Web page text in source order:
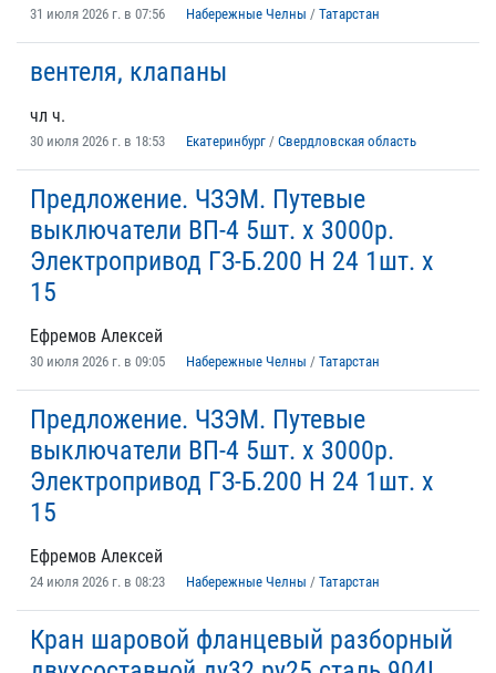
31 июля 2026 г. в 07:56 Набережные Челны / Татарстан
вентеля, клапаны
чл ч.
30 июля 2026 г. в 18:53 Екатеринбург / Свердловская область
Предложение. ЧЗЭМ. Путевые
выключатели ВП-4 5шт. х 3000р.
Электропривод ГЗ-Б.200 Н 24 1шт. х
15
Ефремов Алексей
30 июля 2026 г. в 09:05 Набережные Челны / Татарстан
Предложение. ЧЗЭМ. Путевые
выключатели ВП-4 5шт. х 3000р.
Электропривод ГЗ-Б.200 Н 24 1шт. х
15
Ефремов Алексей
24 июля 2026 г. в 08:23 Набережные Челны / Татарстан
Кран шаровой фланцевый разборный